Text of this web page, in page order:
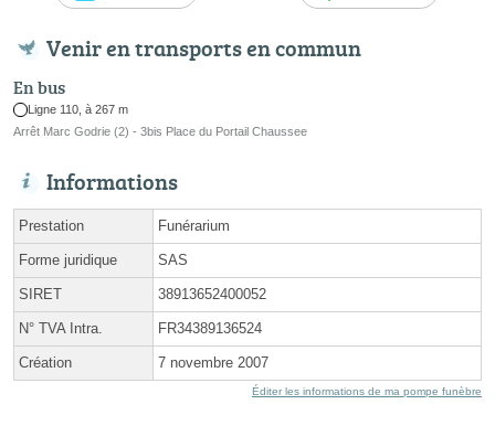
Venir en transports en commun
En bus
Ligne 110, à 267 m
Arrêt Marc Godrie (2) - 3bis Place du Portail Chaussee
Informations
Prestation Funérarium
Forme juridique SAS
SIRET 38913652400052
N° TVA Intra. FR34389136524
Création 7 novembre 2007
Éditer les informations de ma pompe funèbre